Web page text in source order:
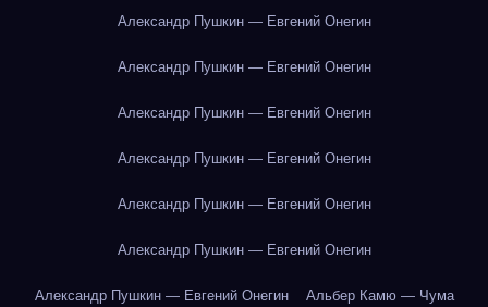
Александр Пушкин — Евгений Онегин
Александр Пушкин — Евгений Онегин
Александр Пушкин — Евгений Онегин
Александр Пушкин — Евгений Онегин
Александр Пушкин — Евгений Онегин
Александр Пушкин — Евгений Онегин
Александр Пушкин — Евгений Онегин Альбер Камю — Чума